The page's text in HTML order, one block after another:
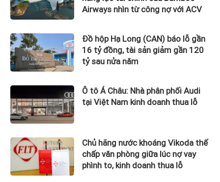
Airways nhìn từ công nợ với ACV
Đồ hộp Hạ Long (CAN) báo lỗ gần
16 tỷ đồng, tài sản giảm gần 120
tỷ sau nửa năm
Ô tô Á Châu: Nhà phân phối Audi
tại Việt Nam kinh doanh thua lỗ
Chủ hãng nước khoáng Vikoda thế
chấp văn phòng giữa lúc nợ vay
phình to, kinh doanh thua lỗ